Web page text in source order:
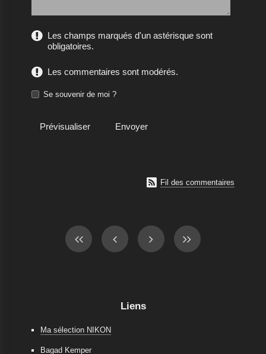
Les champs marqués d'un astérisque sont
obligatoires.
Les commentaires sont modérés.
Se souvenir de moi ?
 Fil des commentaires
Liens
Ma sélection NIKON
Bagad Kemper